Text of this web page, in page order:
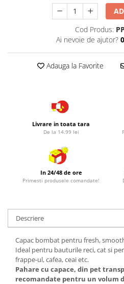
Cod Produs:
Ai nevoie de ajutor?
Adauga la Favorite
Livrare in toata tara
De la 14.99 lei
In 24/48 de ore
Primesti produsele comandate!
Descriere
Capac bombat pentru fresh,
Ideal pentru bauturile reci, cat si
frappe-ul, cafea, ceai etc.
Pahare cu capace, din pet
recomandate pentru un volum